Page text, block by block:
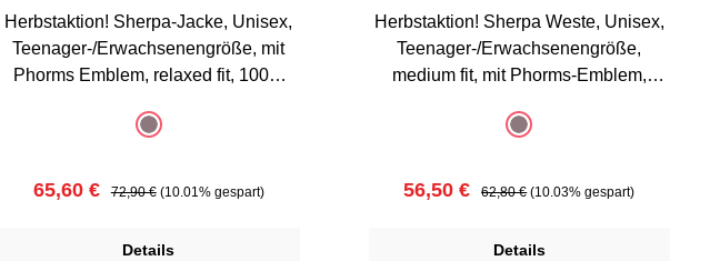
Herbstaktion! Sherpa-Jacke, Unisex,
Teenager-/Erwachsenengröße, mit
Phorms Emblem, relaxed fit, 100%
auswählen
red brown
(Diese Option ist zurzeit nicht verfügbar.)
Verkaufspreis:
65,60 € Regulärer Preis:
72,90 € (10.01% gespart)
Details
Herbstaktion! Sherpa Weste, Unisex,
Teenager-/Erwachsenengröße,
medium fit, mit Phorms-Emblem,
auswählen
red brown
(Diese Option ist zurzeit nicht
Verkaufspreis:
56,50 € Regulärer Preis:
62,80 € (10.03% gespart)
Details